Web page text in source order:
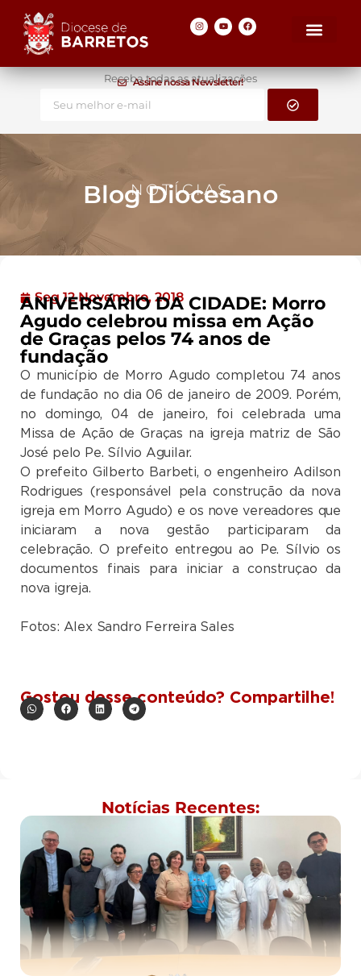
Assine nossa Newsletter!
Receba todas as atualizações
NOTÍCIAS
Blog Diocesano
Seg 12 Novembro, 2018
ANIVERSÁRIO DA CIDADE: Morro
Agudo celebrou missa em Ação
de Graças pelos 74 anos de
fundação
O município de Morro Agudo completou 74 anos
de fundação no dia 06 de janeiro de 2009. Porém,
no domingo, 04 de janeiro, foi celebrada uma
Missa de Ação de Graças na igreja matriz de São
José pelo Pe. Sílvio Aguilar.
O prefeito Gilberto Barbeti, o engenheiro Adilson
Rodrigues (responsável pela construção da nova
igreja em Morro Agudo) e os nove vereadores que
iniciaram a nova gestão participaram da
celebração. O prefeito entregou ao Pe. Sílvio os
documentos finais para iniciar a construçao da
nova igreja.
Fotos: Alex Sandro Ferreira Sales
Gostou desse conteúdo? Compartilhe!
Notícias Recentes: